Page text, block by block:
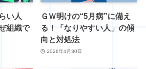
い人
組織で
ＧＷ明けの“5月病”に備え
る！「なりやすい人」の傾
向と対処法
2026年4月30日